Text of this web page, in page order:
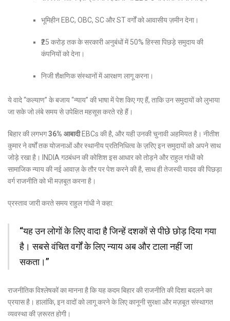
भूमिहीन EBC, OBC, SC और ST वर्गों को आवासीय ज़मीन देना।
₹25 करोड़ तक के सरकारी अनुबंधों में 50% हिस्सा पिछड़े समुदाय की
कंपनियों को देना।
निजी शैक्षणिक संस्थानों में आरक्षण लागू करना।
ये वादे “कल्याण” के बजाय “न्याय” की भाषा में पेश किए गए हैं, ताकि उन समुदायों को लुभाया
जा सके जो लंबे समय से उपेक्षित महसूस करते रहे हैं।
बिहार की लगभग36% आबादीEBCs की है, और यही उनकी चुनावी अहमियत है। नीतीश
कुमार ने वर्षों तक योजनाओं और स्थानीय प्रतिनिधित्व के ज़रिए इन समुदायों को अपने साथ
जोड़े रखा है। INDIA गठबंधन की कोशिश इस आधार को तोड़ने और राहुल गांधी को
सामाजिक न्याय की नई आवाज़ के तौर पर पेश करने की है, साथ ही तेजस्वी यादव की पिछड़ा
वर्ग राजनीति को भी मज़बूत करना है।
प्रस्ताव जारी करते समय राहुल गांधी ने कहा:
“यह उन लोगों के लिए वादा है जिन्हें दशकों से पीछे छोड़ दिया गया
है। सबसे वंचित वर्गों के लिए न्याय अब और टाला नहीं जा
सकता।”
राजनीतिक विश्लेषकों का मानना है कि यह कदम बिहार की राजनीति की दिशा बदलने का
प्रयास है। हालांकि, इन वादों को लागू करने के लिए कानूनी सुरक्षा और मज़बूत संस्थागत
व्यवस्था की ज़रूरत होगी।